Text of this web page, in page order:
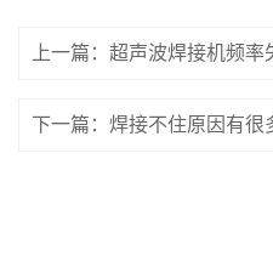
上一篇：超声波焊接机频率
下一篇：焊接不住原因有很